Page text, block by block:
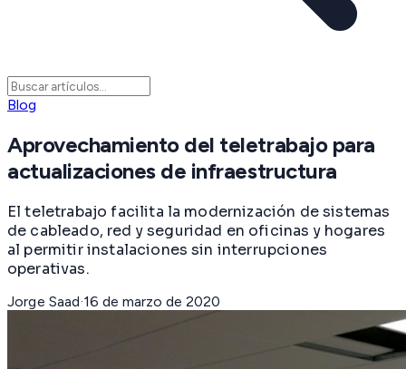
Blog
Aprovechamiento del teletrabajo para
actualizaciones de infraestructura
El teletrabajo facilita la modernización de sistemas
de cableado, red y seguridad en oficinas y hogares
al permitir instalaciones sin interrupciones
operativas.
Jorge Saad·16 de marzo de 2020